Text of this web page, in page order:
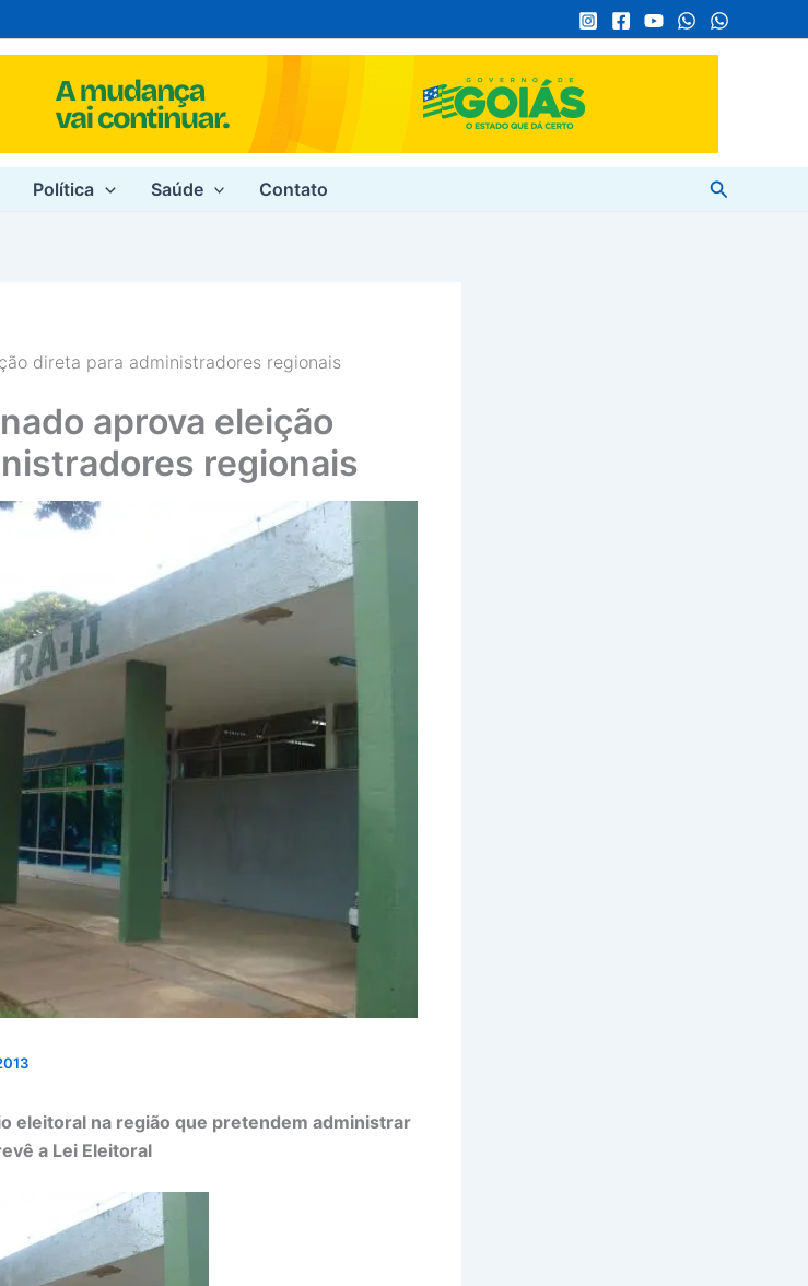
Política Saúde Contato Pesquisar
direta para administradores regionais
aprova eleição
regionais
eleitoral na região que pretendem administrar
a Lei Eleitoral